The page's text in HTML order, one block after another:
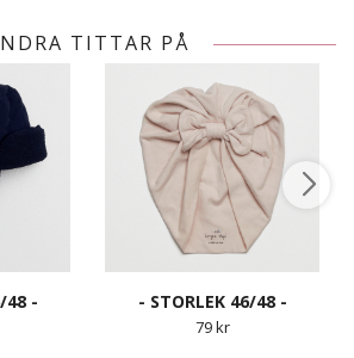
TITTAR PÅ
48 - - STORLEK 46/48 -
79 kr